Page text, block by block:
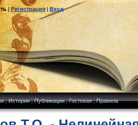
|Регистрация|Вход
|Истории|Публикации|Гостевая|Правила